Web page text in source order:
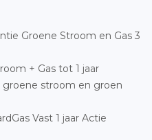
Groene Stroom en Gas 3
+ Gas tot 1 jaar
stroom en groen
Vast 1 jaar Actie